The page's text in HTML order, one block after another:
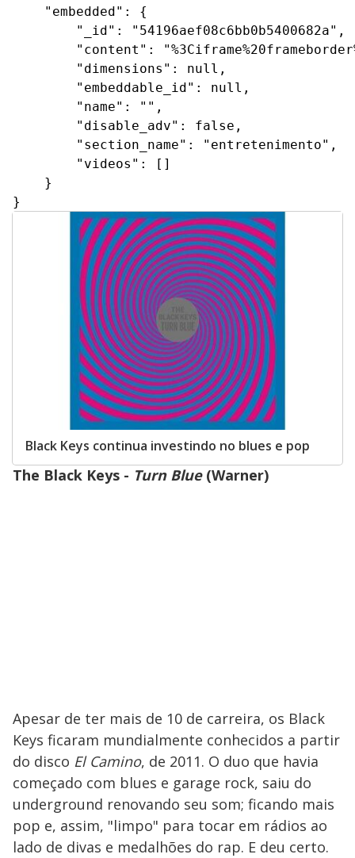
    "embedded": {
        "_id": "54196aef08c6bb0b5400682a",
"content":
        "dimensions": null,
        "embeddable_id": null,
        "name": "",
        "disable_adv": false,
        "section_name": "entretenimento",
        "videos": []
    }
}
Black Keys continua investindo no blues e pop
The Black Keys - Turn Blue(Warner)
Apesar de ter mais de 10 de carreira, os Black
Keys ficaram mundialmente conhecidos a partir
do disco El Camino, de 2011. O duo que havia
começado com blues e garage rock, saiu do
underground renovando seu som; ficando mais
pop e, assim, "limpo" para tocar em rádios ao
lado de divas e medalhões do rap. E deu certo.